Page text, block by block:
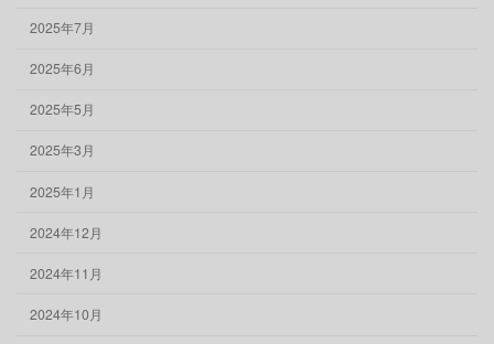
2025年7月
2025年6月
2025年5月
2025年3月
2025年1月
2024年12月
2024年11月
2024年10月